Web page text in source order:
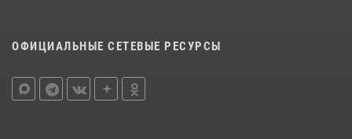
ОФИЦИАЛЬНЫЕ СЕТЕВЫЕ РЕСУРСЫ